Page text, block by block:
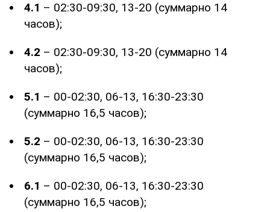
4.1 – 02:30-09:30, 13-20 (суммарно 14
часов);
4.2 – 02:30-09:30, 13-20 (суммарно 14
часов);
5.1 – 00-02:30, 06-13, 16:30-23:30
(суммарно 16,5 часов);
5.2 – 00-02:30, 06-13, 16:30-23:30
(суммарно 16,5 часов);
6.1 – 00-02:30, 06-13, 16:30-23:30
(суммарно 16,5 часов);